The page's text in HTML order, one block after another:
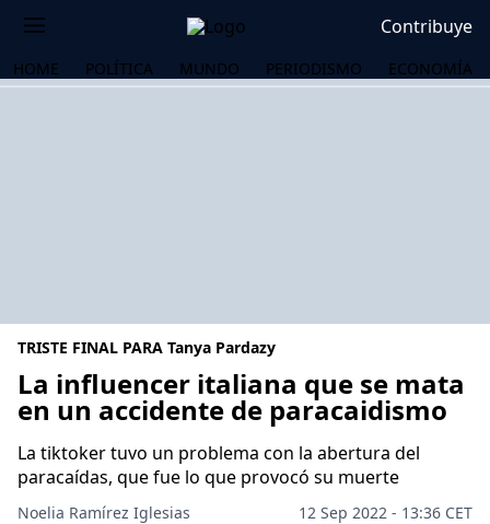
Contribuye
HOME POLÍTICA MUNDO PERIODISMO ECONOMÍA
TRISTE FINAL PARA Tanya Pardazy
La influencer italiana que se mata
en un accidente de paracaidismo
La tiktoker tuvo un problema con la abertura del
paracaídas, que fue lo que provocó su muerte
Noelia Ramírez Iglesias
12 Sep 2022 - 13:36 CET